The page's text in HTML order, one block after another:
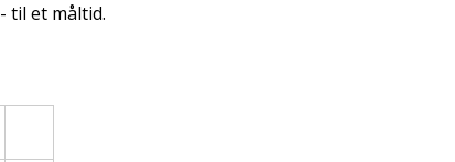
til et måltid.